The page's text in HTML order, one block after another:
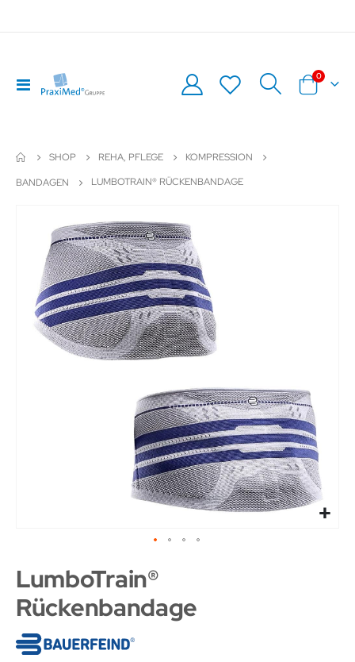
Navigation
umschalten
Warenkorb
0Artikel
SHOP REHA, PFLEGE
KOMPRESSION
BANDAGEN
LUMBOTRAIN® RÜCKENBANDAGE
Bildergalerie
springen
LumboTrain®
Rückenbandage